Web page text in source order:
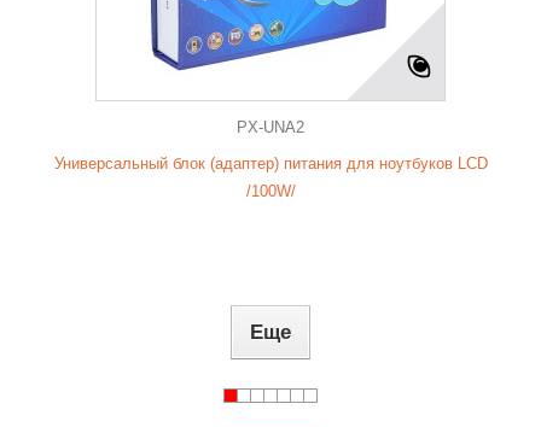
PX-UNA2
Универсальный блок (адаптер) питания для ноутбуков LCD
/100W/
Еще